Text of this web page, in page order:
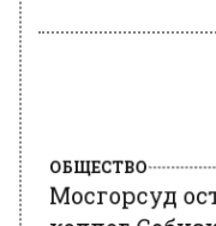
коллег